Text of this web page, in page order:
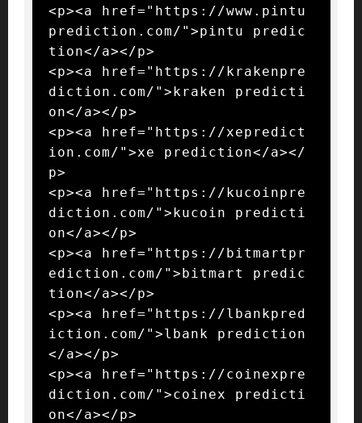
<p><a href="https://www.pintu
prediction.com/">pintu predic
tion</a></p>
<p><a href="https://krakenpre
diction.com/">kraken predicti
on</a></p>
<p><a href="https://xepredict
ion.com/">xe prediction</a></
p>
<p><a href="https://kucoinpre
diction.com/">kucoin predicti
on</a></p>
<p><a href="https://bitmartpr
ediction.com/">bitmart predic
tion</a></p>
<p><a href="https://lbankpred
iction.com/">lbank prediction
</a></p>
<p><a href="https://coinexpre
diction.com/">coinex predicti
on</a></p>